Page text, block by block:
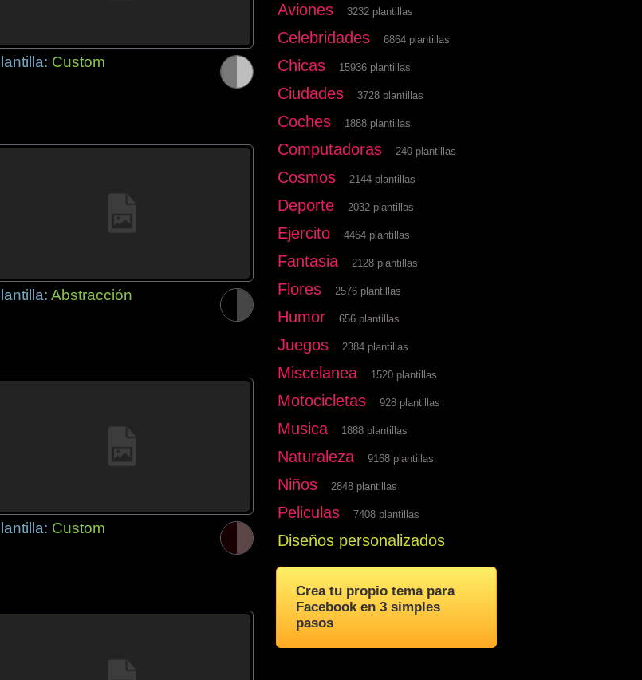
Custom
Abstracción
Custom
Aviones 3232 plantillas
Celebridades 6864 plantillas
Chicas 15936 plantillas
Ciudades 3728 plantillas
Coches 1888 plantillas
Computadoras 240 plantillas
Cosmos 2144 plantillas
Deporte 2032 plantillas
Ejercito 4464 plantillas
Fantasia 2128 plantillas
Flores 2576 plantillas
Humor 656 plantillas
Juegos 2384 plantillas
Miscelanea 1520 plantillas
Motocicletas 928 plantillas
Musica 1888 plantillas
Naturaleza 9168 plantillas
Niños 2848 plantillas
Peliculas 7408 plantillas
Diseños personalizados
Crea tu propio tema para
Facebook en 3 simples
pasos